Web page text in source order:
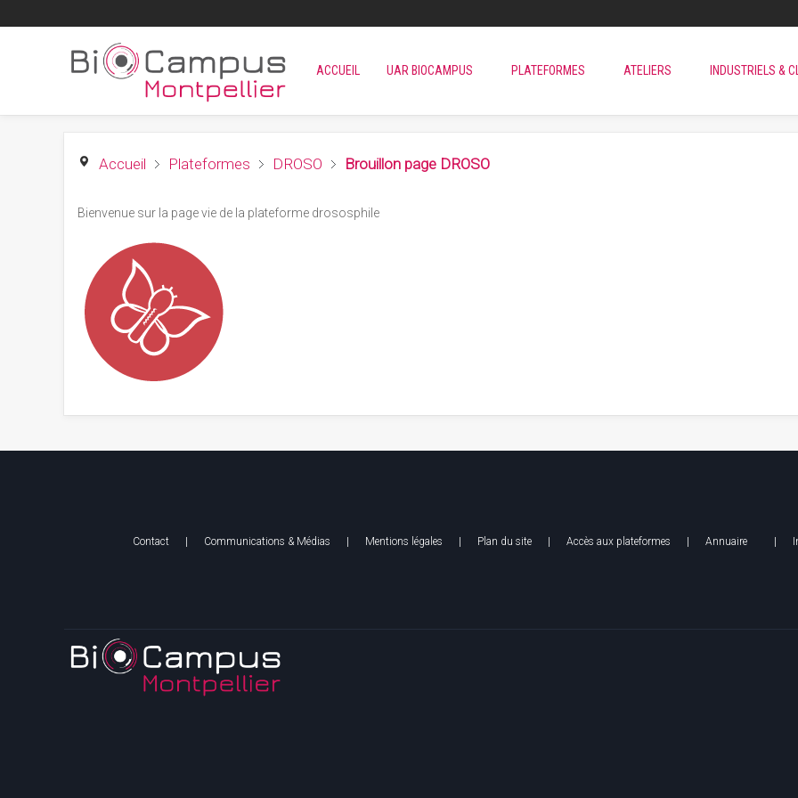
ACCUEIL UAR BIOCAMPUS PLATEFORMES ATELIERS INDUSTRIELS &
Accueil Plateformes DROSO Brouillon page DROSO
Bienvenue sur la page vie de la plateforme drososphile
Contact| Communications & Médias Mentions légales | Plan du site | Accès aux plateformes Annuaire|